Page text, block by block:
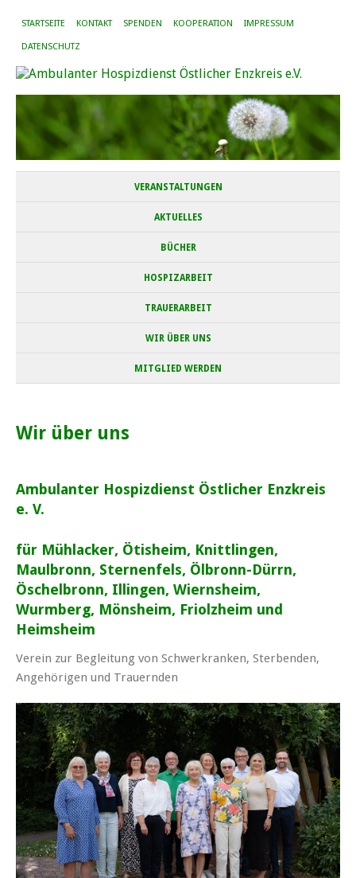
STARTSEITE KONTAKT SPENDEN KOOPERATION IMPRESSUM
DATENSCHUTZ
VERANSTALTUNGEN
AKTUELLES
BÜCHER
HOSPIZARBEIT
TRAUERARBEIT
WIR ÜBER UNS
MITGLIED WERDEN
Wir über uns
Ambulanter Hospizdienst Östlicher Enzkreis
e. V.
für Mühlacker, Ötisheim, Knittlingen,
Maulbronn, Sternenfels, Ölbronn-Dürrn,
Öschelbronn, Illingen, Wiernsheim,
Wurmberg, Mönsheim, Friolzheim und
Heimsheim
Verein zur Begleitung von Schwerkranken, Sterbenden,
Angehörigen und Trauernden